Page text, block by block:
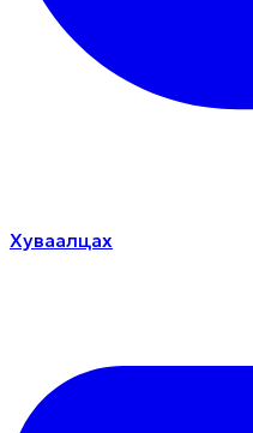
Хуваалцах